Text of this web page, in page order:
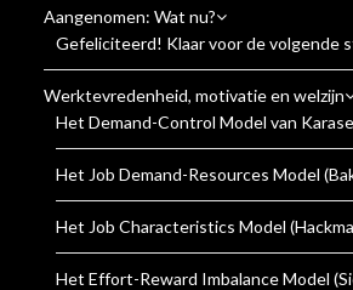
Aangenomen: Wat nu?
Gefeliciteerd! Klaar voor de volgende
Werktevredenheid, motivatie en welzijn
Het Demand-Control Model van
Het Job Demand-Resources Model
Het Job Characteristics Model
Het Effort-Reward Imbalance Model